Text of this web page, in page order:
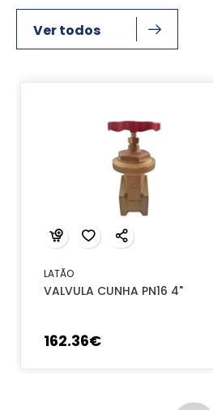
Ver todos
LATÃO
VALVULA CUNHA PN16 4"
162.36€